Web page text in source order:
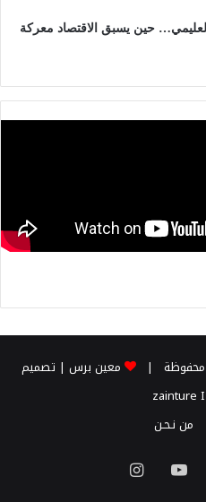
حين يسبق الاقتصاد معركة
معين برس | تصميم
zainture
من نـحـن
يوتيوبانستقرام